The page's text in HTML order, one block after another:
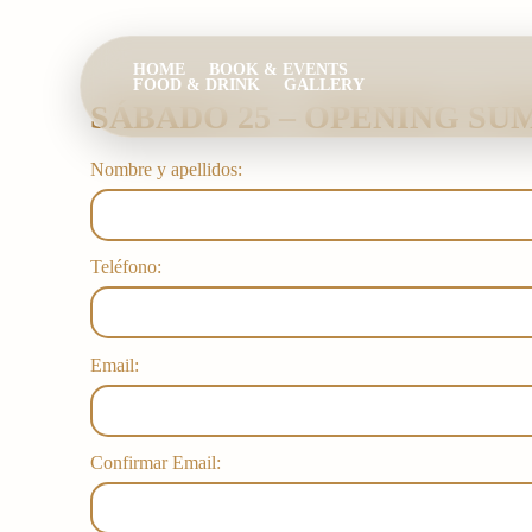
HOME
BOOK & EVENTS
FOOD & DRINK
GALLERY
SÁBADO 25 – OPENING
Nombre y apellidos:
Teléfono:
Email:
Confirmar Email: